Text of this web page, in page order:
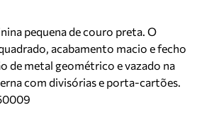
pequena de couro preta. O
acabamento macio e fecho
de metal geométrico e vazado na
com divisórias e porta-cartões.